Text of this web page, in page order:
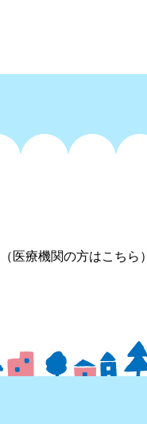
（医療機関の方はこちら）